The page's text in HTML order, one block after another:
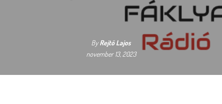
ByRejtő Lajos
november 13, 2023